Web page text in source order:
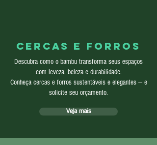
cercas e forros
Descubra como o bambu transforma seus espaços
com leveza, beleza e durabilidade.
Conheça cercas e forros sustentáveis e elegantes — e
solicite seu orçamento.
Veja mais